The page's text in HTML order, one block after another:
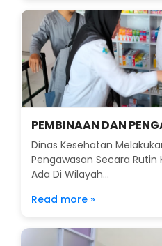
PEMBINAAN DAN
Dinas Kesehatan
Pengawasan Secara
Ada Di Wilayah...
Read more »